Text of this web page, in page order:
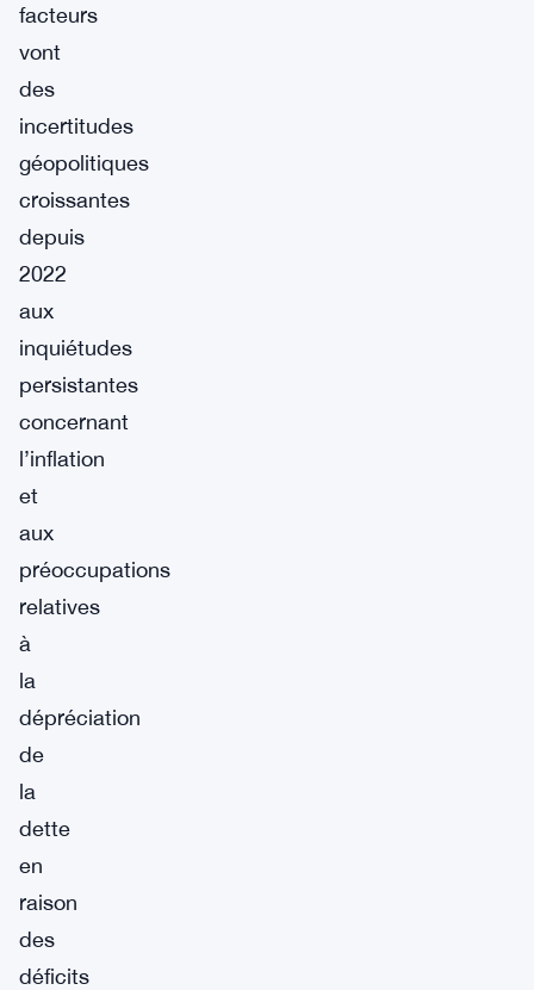
facteurs
vont
des
incertitudes
géopolitiques
croissantes
depuis
2022
aux
inquiétudes
persistantes
concernant
l’inflation
et
aux
préoccupations
relatives
à
la
dépréciation
de
la
dette
en
raison
des
déficits